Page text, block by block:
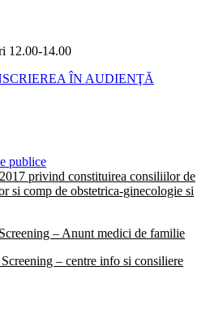
12.00-14.00
ÎN AUDIENŢĂ
publice
privind constituirea consiliilor de
si comp de obstetrica-ginecologie si
– Anunt medici de familie
– centre info si consiliere